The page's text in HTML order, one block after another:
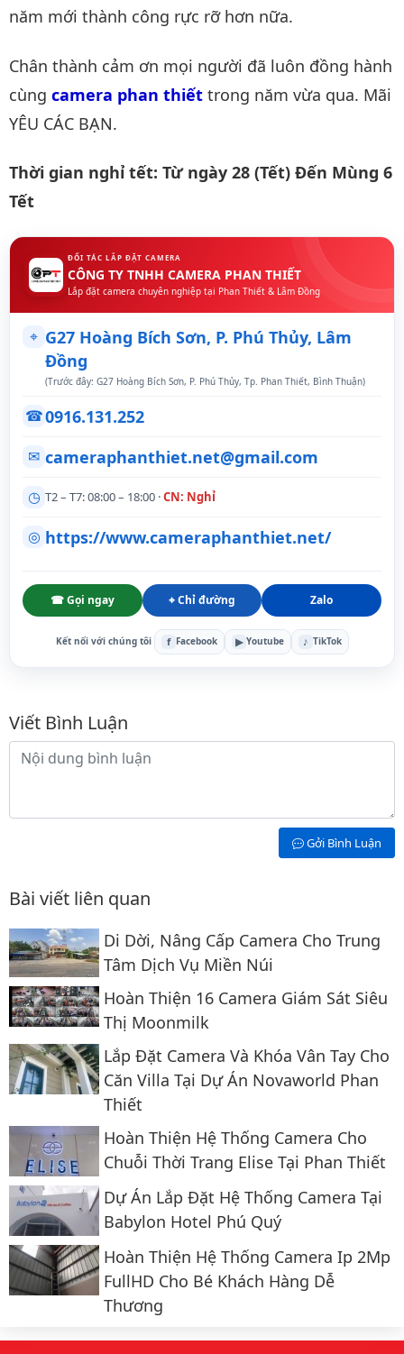
năm mới thành công rực rỡ hơn nữa.
Chân thành cảm ơn mọi người đã luôn đồng hành
cùng camera phan thiết trong năm vừa qua. Mãi
YÊU CÁC BẠN.
Thời gian nghỉ tết: Từ ngày 28 (Tết) Đến Mùng 6
Tết
ĐỐI TÁC LẮP ĐẶT CAMERA
CÔNG TY TNHH CAMERA PHAN THIẾT
Lắp đặt camera chuyên nghiệp tại Phan Thiết & Lâm Đồng
⌖ G27 Hoàng Bích Sơn, P. Phú Thủy, Lâm
Đồng
(Trước đây: G27 Hoàng Bích Sơn, P. Phú Thủy, Tp. Phan Thiết, Bình Thuận)
☎0916.131.252
✉ cameraphanthiet.net@gmail.com
◷ T2 – T7: 08:00 – 18:00 ·CN: Nghỉ
◎ https://www.cameraphanthiet.net/
☎ Gọi ngay ⌖ Chỉ đường Zalo
Kết nối với chúng tôi f Facebook ▶ Youtube ♪ TikTok
Bình luận
Viết Bình Luận
Nội dung bình luận
Gởi Bình Luận
Bài viết liên quan
Di Dời, Nâng Cấp Camera Cho Trung
Tâm Dịch Vụ Miền Núi
Hoàn Thiện 16 Camera Giám Sát Siêu
Thị Moonmilk
Lắp Đặt Camera Và Khóa Vân Tay Cho
Căn Villa Tại Dự Án Novaworld Phan
Thiết
Hoàn Thiện Hệ Thống Camera Cho
Chuỗi Thời Trang Elise Tại Phan Thiết
Dự Án Lắp Đặt Hệ Thống Camera Tại
Babylon Hotel Phú Quý
Hoàn Thiện Hệ Thống Camera Ip 2Mp
FullHD Cho Bé Khách Hàng Dễ
Thương